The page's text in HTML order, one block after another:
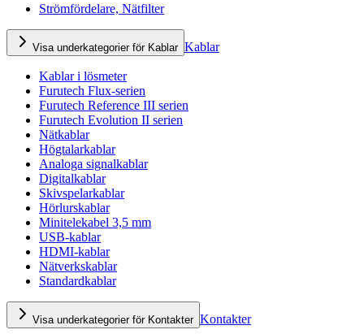
Strömfördelare, Nätfilter
Visa underkategorier för Kablar Kablar
Kablar i lösmeter
Furutech Flux-serien
Furutech Reference III serien
Furutech Evolution II serien
Nätkablar
Högtalarkablar
Analoga signalkablar
Digitalkablar
Skivspelarkablar
Hörlurskablar
Minitelekabel 3,5 mm
USB-kablar
HDMI-kablar
Nätverkskablar
Standardkablar
Visa underkategorier för Kontakter Kontakter